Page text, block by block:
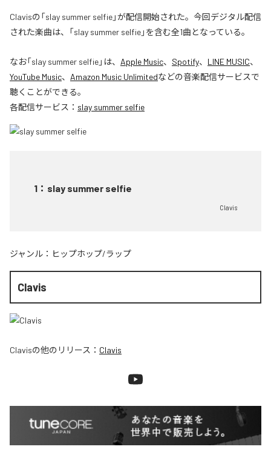
Clavisの「slay summer selfie」が配信開始された。今回デジタル配信
された楽曲は、「slay summer selfie」を含む全1曲となっている。
なお「slay summer selfie」は、 Apple Music、 Spotify、 LINE MUSIC、
YouTube Music、 Amazon Music Unlimitedなどの音楽配信サービスで
聴くことができる。
各配信サービス： slay summer selfie
1 ： slay summer selfie
Clavis
ジャンル： ヒップホップ/ラップ
Clavis
Clavisの他のリリース： Clavis